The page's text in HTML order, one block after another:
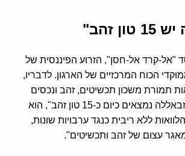
זהב"
"אל-קרד אל-חסן", הזרוע הפיננסית של
הכוח המרכזיים של הארגון. לדבריו,
תמורת משכון תכשיטים, זהב ונכסים
אחרים. "ברשות חיזבאללה נמצאים כיום כ-15 טון זהב", הוא
ללא ריבית כנגד ערבויות שונות,
עצום של זהב ותכשיטים".